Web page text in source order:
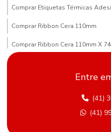
Comprar Etiquetas Térmicas
Comprar Ribbon Cera 110mm
Comprar Ribbon Cera 110mm X
Compras De Etiqueta De Gondola
Comprimento Etiquetas Adesivas
Distribuidor De Etiqueta Nylon
Entre
(41)
(41)